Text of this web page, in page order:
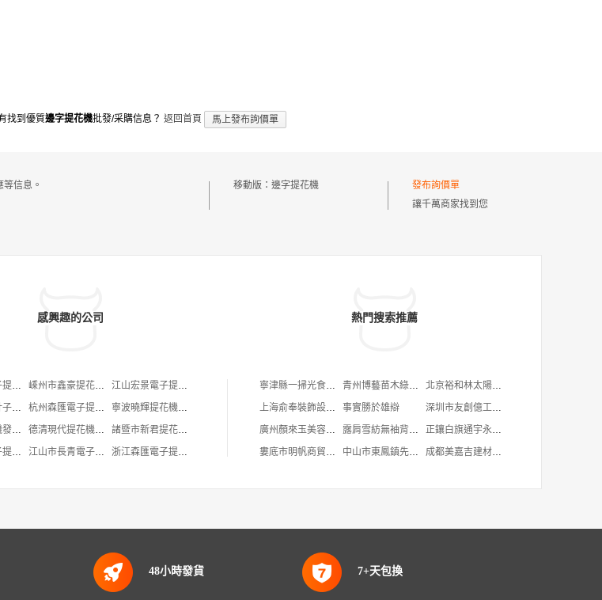
找到優質邊字提花機批發/采購信息？ 返回首頁 馬上發布詢價單
信息。 移動版： 邊字提花機
發布詢價單
讓千萬商家找到您
感興趣的公司
杭州奇匯電子提花機有限公司 嵊州市鑫豪提花機配件廠
江山宏景電子提花機有限公司
齊賢提花機針子加工場
杭州森匯電子提花機有限公司
寧波曉輝提花機有限公司
梁溪區提花機發花卉店
德清現代提花機配件有限公司
諸暨市新君提花機配件廠
江山華軍電子提花機有限公司
江山市長青電子提花機廠 浙江森匯電子提花機有限公司
熱門搜索推薦
寧津縣一掃光食品店 青州博藝苗木綠化工程有限公司
北京裕和林太陽能科技有限公司
上海俞奉裝飾設計工程有限公司
事實勝於雄辯
深圳市友創億工業材料有限公司
廣州顏來玉美容儀器有限公司
露肩雪紡無袖背心裙
正鑲白旗通宇永大石料廠
婁底市明帆商貿有限公司
中山市東鳳鎮先豐彩印廠 成都美嘉吉建材有限公司
48小時發貨 7+天包換